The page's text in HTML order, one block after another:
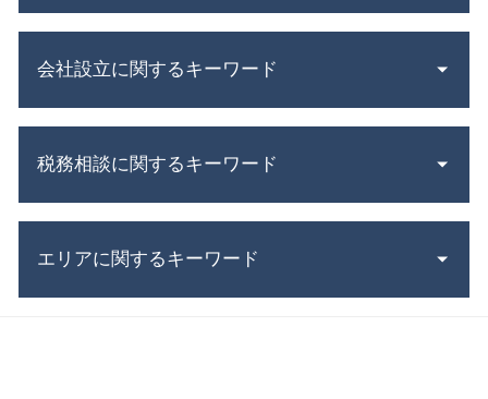
有限会社 事業承継
自社株買い メリット デメリット
相続税 配偶者控除
遺産分割協議書 とは
相続 範囲
会社設立に関するキーワード
株式会社 設立 条件
法人 税金 納付方法
年末調整 必要書類
会社設立 流れ
税務相談に関するキーワード
青色申告と白色申告 違い
エリアに関するキーワード